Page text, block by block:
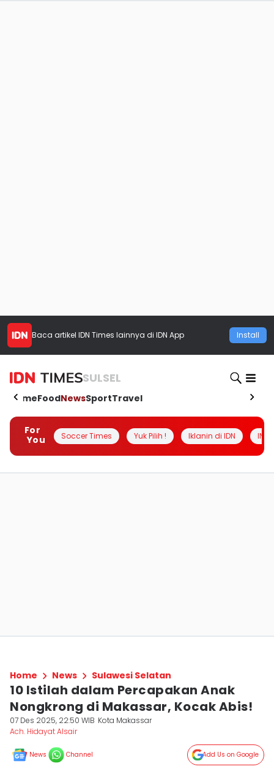
Baca artikel IDN Times lainnya di IDN App Install
SULSEL
HomeFoodNewsSportTravel
For
You
Soccer Times Yuk Pilih ! Iklanin di IDN
Home News Sulawesi Selatan
10 Istilah dalam Percapakan Anak
Nongkrong di Makassar, Kocak Abis!
07 Des 2025, 22:50 WIB Kota Makassar
Ach. Hidayat Alsair
News Channel Add Us on Google